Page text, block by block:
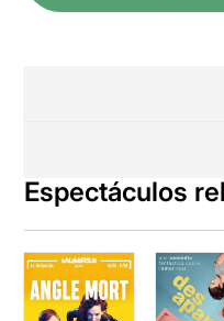
Espectáculos